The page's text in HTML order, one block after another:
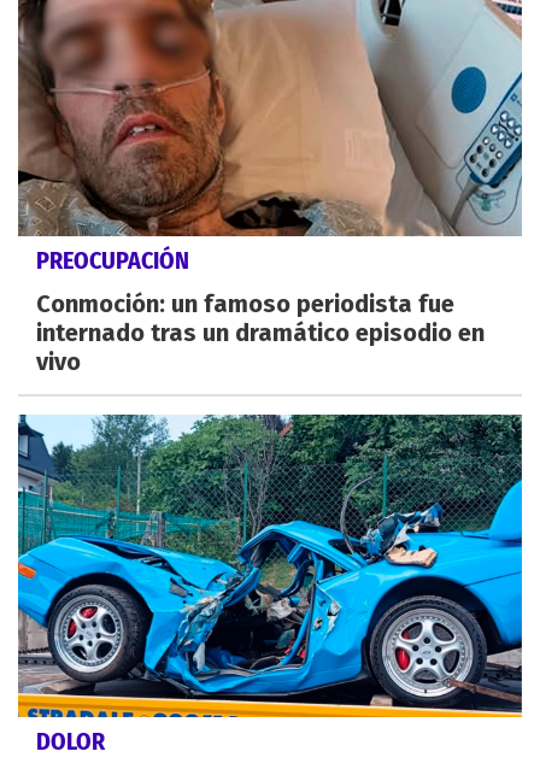
PREOCUPACIÓN
Conmoción: un famoso periodista fue
internado tras un dramático episodio en
vivo
DOLOR